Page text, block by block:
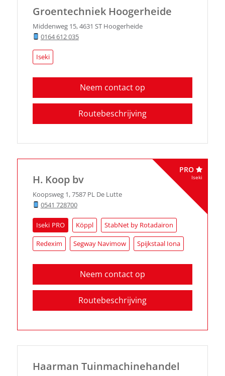
Groentechniek Hoogerheide
Middenweg 15,4631 ST Hoogerheide
0164 612 035
Iseki
Neem contact op
Routebeschrijving
H. Koop bv
Koopsweg 1,7587 PL De Lutte
0541 728700
Iseki Köppl StabNet by Rotadairon
Redexim Segway Navimow Spijkstaal Iona
Neem contact op
Routebeschrijving
PRO
Iseki
Haarman Tuinmachinehandel